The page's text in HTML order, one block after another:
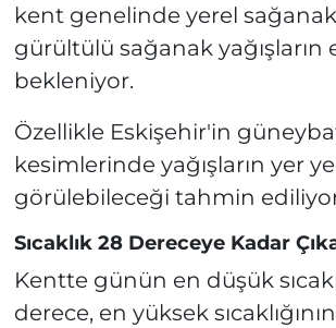
kent genelinde yerel
gürültülü sağanak yağışların
bekleniyor.
Özellikle Eskişehir'in
kesimlerinde yağışların yer
görülebileceği tahmin
Sıcaklık 28 Dereceye Kadar
Kentte günün en düşük
derece, en yüksek